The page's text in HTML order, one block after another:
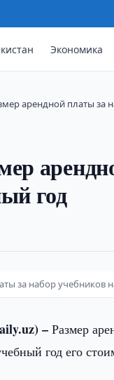
Экономика
арендной платы за
год
за набор учебников
uz) – Размер
год его